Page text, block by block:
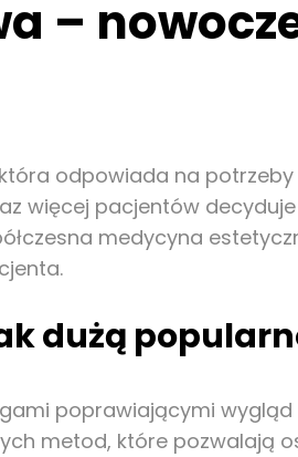
–
odpowiada na
więcej pacjentów
medycyna
dużą
poprawiającymi wygląd
metod, które pozwalają